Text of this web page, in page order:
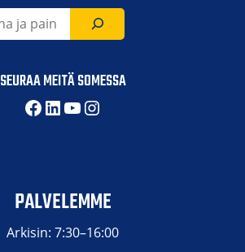
SEURAA MEITÄ SOMESSA
Facebook
LinkedIn
YouTube
Instagram
PALVELEMME
Arkisin: 7:30–16:00